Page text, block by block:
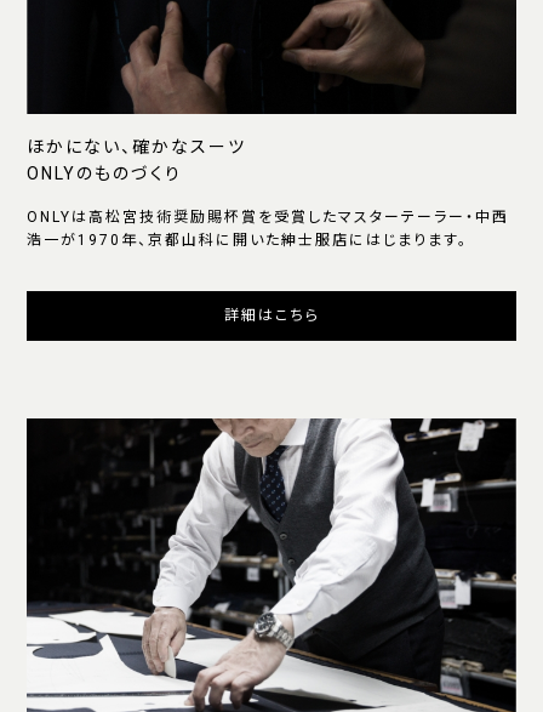
ほかにない、確かなスーツ
ONLYのものづくり
ONLYは高松宮技術奨励賜杯賞を受賞したマスターテーラー・中西
浩一が1970年、京都山科に開いた紳士服店にはじまります。
詳細はこちら